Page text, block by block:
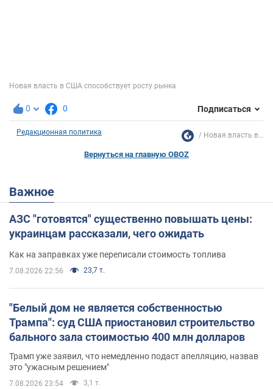
0 0 Подписаться
Редакционная политика Новая власть в...
Вернуться на главную OBOZ
Важное
АЗС "готовятся" существенно повышать цены:
украинцам рассказали, чего ожидать
Как на заправках уже переписали стоимость топлива
7.08.2026 22:56 23,7 т.
"Белый дом не является собственностью
Трампа": суд США приостановил строительство
бального зала стоимостью 400 млн долларов
Трамп уже заявил, что немедленно подаст апелляцию, назвав
это "ужасным решением"
7.08.2026 23:54 3,1 т.